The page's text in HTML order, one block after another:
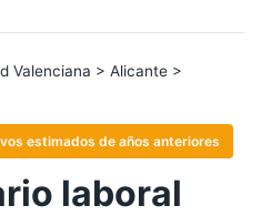
Valenciana > Alicante >
estimados de años anteriores
laboral